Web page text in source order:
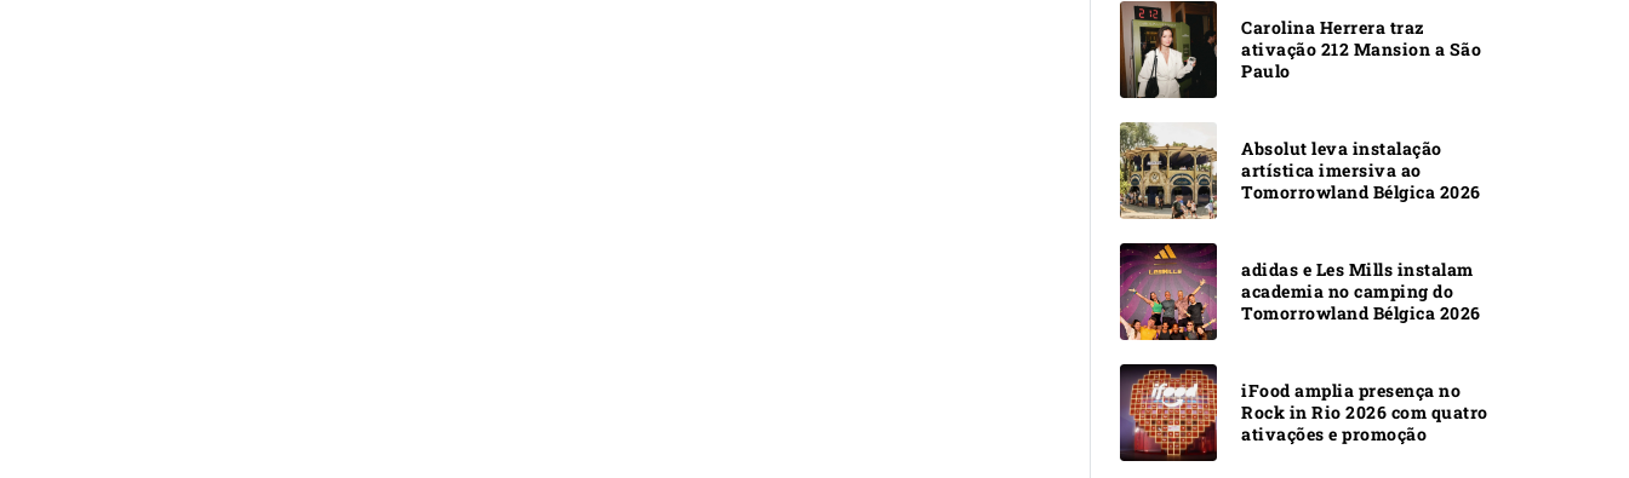
Carolina Herrera traz
ativação 212 Mansion a São
Paulo
Absolut leva instalação
artística imersiva ao
Tomorrowland Bélgica 2026
adidas e Les Mills instalam
academia no camping do
Tomorrowland Bélgica 2026
iFood amplia presença no
Rock in Rio 2026 com quatro
ativações e promoção